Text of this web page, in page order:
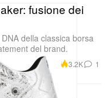
fusione dei
della classica borsa
del brand.
3.2K 1